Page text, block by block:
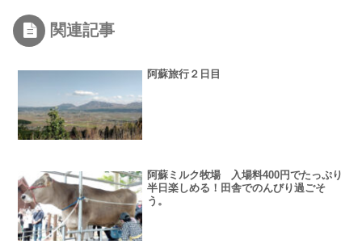
関連記事
阿蘇旅行２日目
阿蘇ミルク牧場 入場料400円でたっぷり
半日楽しめる！田舎でのんびり過ごそ
う。